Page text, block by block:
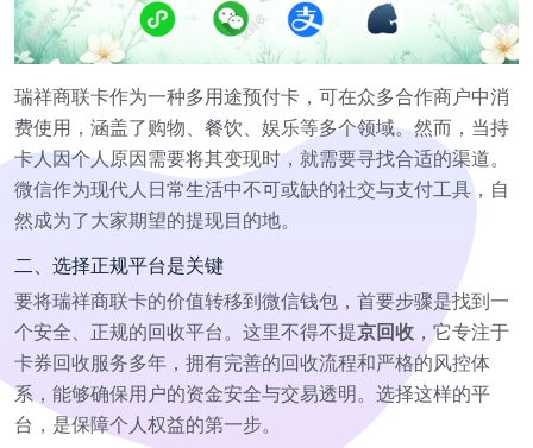
瑞祥商联卡作为一种多用途预付卡，可在众多合作商户中消
费使用，涵盖了购物、餐饮、娱乐等多个领域。然而，当持
卡人因个人原因需要将其变现时，就需要寻找合适的渠道。
微信作为现代人日常生活中不可或缺的社交与支付工具，自
然成为了大家期望的提现目的地。
二、选择正规平台是关键
要将瑞祥商联卡的价值转移到微信钱包，首要步骤是找到一
个安全、正规的回收平台。这里不得不提京回收，它专注于
卡券回收服务多年，拥有完善的回收流程和严格的风控体
系，能够确保用户的资金安全与交易透明。选择这样的平
台，是保障个人权益的第一步。